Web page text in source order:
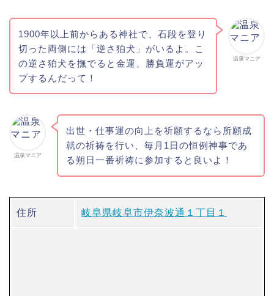
温泉マニア
1900年以上前からある神社で、石段を登り
切った両側には「逆さ狛犬」がいるよ。こ
の逆さ狛犬を撫でると金運、勝負運がアッ
プするんだって！
温泉マニア
出世・仕事運の向上を祈願するなら所願成
就の祈祷を行い、毎月1日の恒例神事であ
る朔日一番祈祷に参加すると良いよ！
住所 岐阜県岐阜市伊奈波通１丁目１